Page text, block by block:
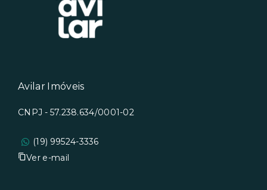
Avilar Imóveis
CNPJ - 57.238.634/0001-02
(19) 99524-3336
Ver e-mail